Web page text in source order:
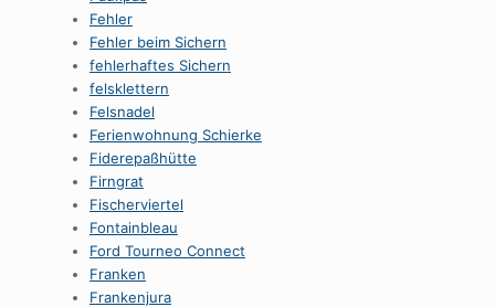
Fehler
Fehler beim Sichern
fehlerhaftes Sichern
felsklettern
Felsnadel
Ferienwohnung Schierke
Fiderepaßhütte
Firngrat
Fischerviertel
Fontainbleau
Ford Tourneo Connect
Franken
Frankenjura